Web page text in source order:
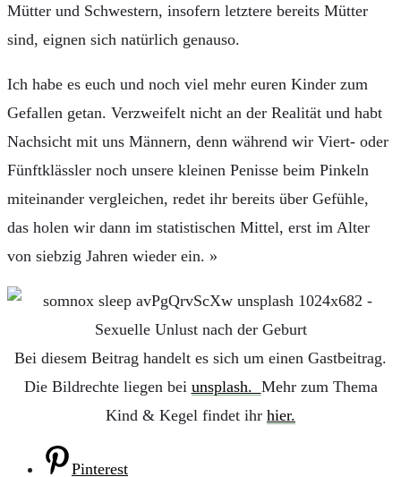
Mütter und Schwestern, insofern letztere bereits Mütter
sind, eignen sich natürlich genauso.
Ich habe es euch und noch viel mehr euren Kinder zum
Gefallen getan. Verzweifelt nicht an der Realität und habt
Nachsicht mit uns Männern, denn während wir Viert- oder
Fünftklässler noch unsere kleinen Penisse beim Pinkeln
miteinander vergleichen, redet ihr bereits über Gefühle,
das holen wir dann im statistischen Mittel, erst im Alter
von siebzig Jahren wieder ein. »
Bei diesem Beitrag handelt es sich um einen Gastbeitrag.
Die Bildrechte liegen bei unsplash. Mehr zum Thema
Kind & Kegel findet ihr hier.
Pinterest